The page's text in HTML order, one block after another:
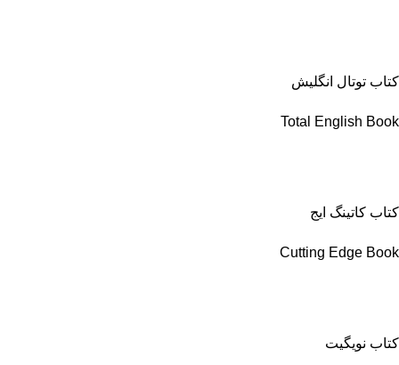
کتاب توتال انگلیش
Total English Book
کتاب کاتینگ ایج
Cutting Edge Book
کتاب نویگیت